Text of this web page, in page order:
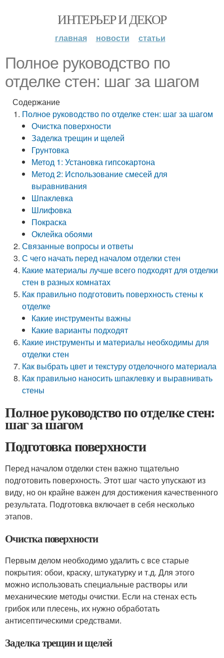
ИНТЕРЬЕР И ДЕКОР
главная новости статьи
Полное руководство по
отделке стен: шаг за шагом
Содержание
Полное руководство по отделке стен: шаг за шагом
Очистка поверхности
Заделка трещин и щелей
Грунтовка
Метод 1: Установка гипсокартона
Метод 2: Использование смесей для
выравнивания
Шпаклевка
Шлифовка
Покраска
Оклейка обоями
Связанные вопросы и ответы
С чего начать перед началом отделки стен
Какие материалы лучше всего подходят для отделки
стен в разных комнатах
Как правильно подготовить поверхность стены к
отделке
Какие инструменты важны
Какие варианты подходят
Какие инструменты и материалы необходимы для
отделки стен
Как выбрать цвет и текстуру отделочного материала
Как правильно наносить шпаклевку и выравнивать
стены
Полное руководство по отделке стен:
шаг за шагом
Подготовка поверхности
Перед началом отделки стен важно тщательно
подготовить поверхность. Этот шаг часто упускают из
виду, но он крайне важен для достижения качественного
результата. Подготовка включает в себя несколько
этапов.
Очистка поверхности
Первым делом необходимо удалить с все старые
покрытия: обои, краску, штукатурку и т.д. Для этого
можно использовать специальные растворы или
механические методы очистки. Если на стенах есть
грибок или плесень, их нужно обработать
антисептическими средствами.
Заделка трещин и щелей